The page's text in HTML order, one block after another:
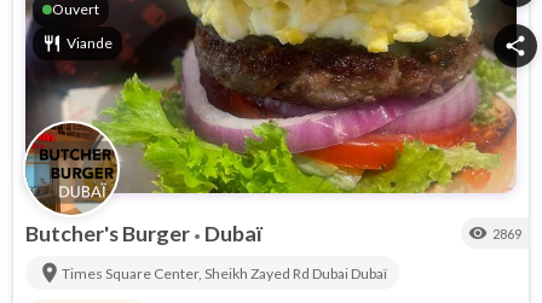
Ouvert
restaurant Viande share
Butcher's Burger • Dubaï visibility 2869
location_on Times Square Center, Sheikh Zayed Rd Dubai Dubaï